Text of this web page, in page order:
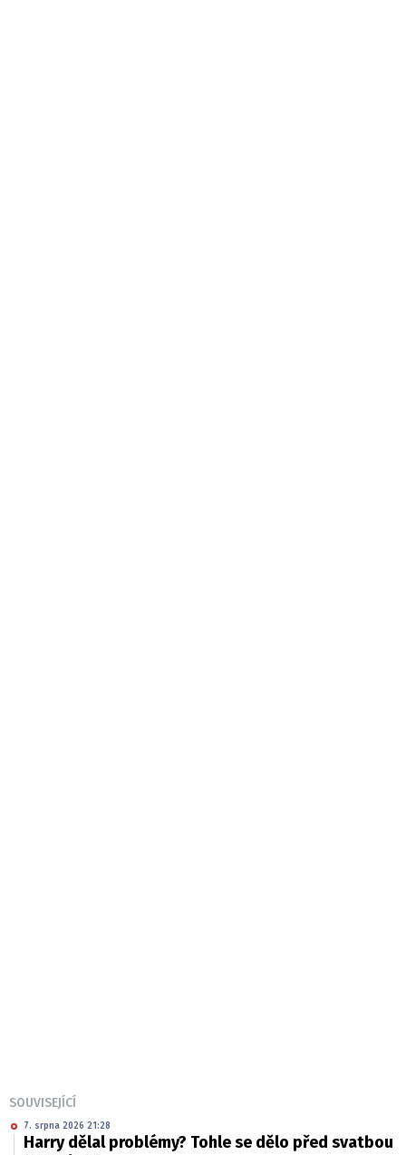
SOUVISEJÍCÍ
7. srpna 2026 21:28
Harry dělal problémy? Tohle se dělo před svatbou